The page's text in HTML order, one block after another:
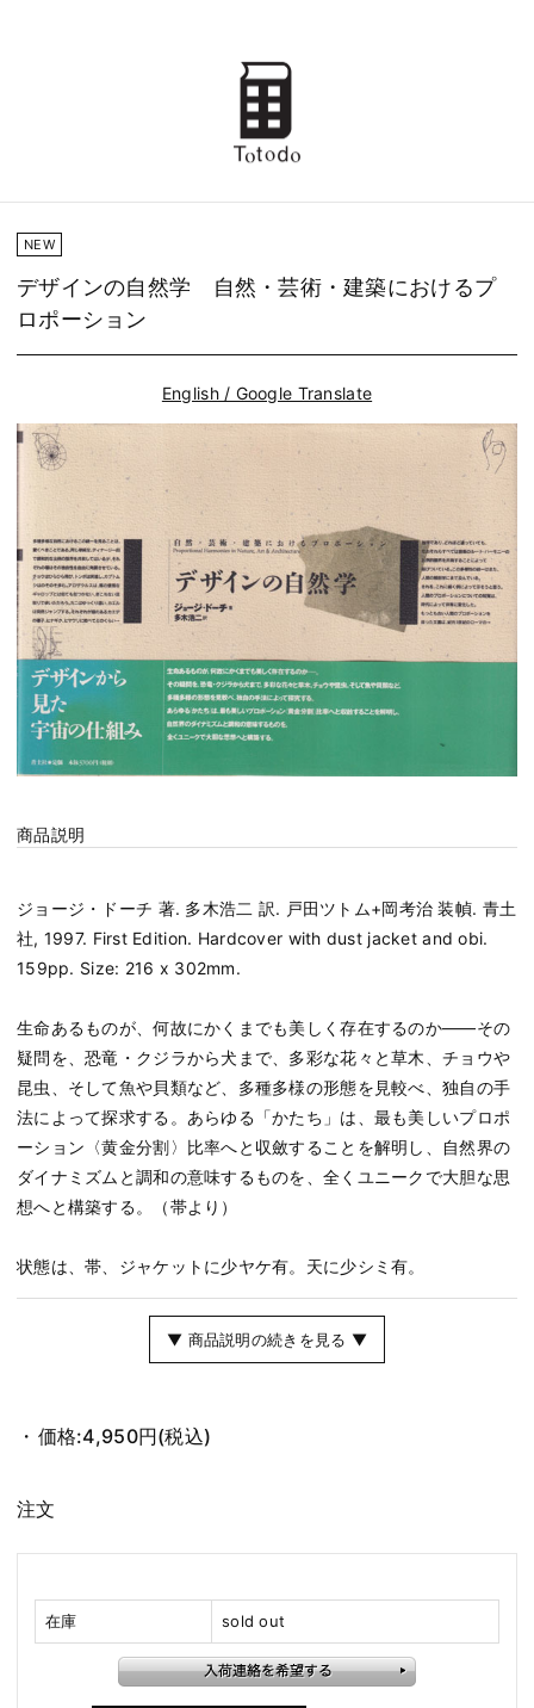
NEW
デザインの自然学 自然・芸術・建築におけるプ
ロポーション
English / Google Translate
商品説明
ジョージ・ドーチ 著. 多木浩二 訳. 戸田ツトム+岡考治 装幀. 青土
社, 1997. First Edition. Hardcover with dust jacket and obi.
159pp. Size: 216 x 302mm.
生命あるものが、何故にかくまでも美しく存在するのか――その
疑問を、恐竜・クジラから犬まで、多彩な花々と草木、チョウや
昆虫、そして魚や貝類など、多種多様の形態を見較べ、独自の手
法によって探求する。あらゆる「かたち」は、最も美しいプロポ
ーション〈黄金分割〉比率へと収斂することを解明し、自然界の
ダイナミズムと調和の意味するものを、全くユニークで大胆な思
想へと構築する。（帯より）
状態は、帯、ジャケットに少ヤケ有。天に少シミ有。
▼ 商品説明の続きを見る ▼
価格:4,950円(税込)
注文
在庫 sold out